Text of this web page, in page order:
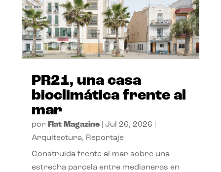
PR21, una casa
bioclimática frente al
mar
por Flat Magazine| Jul 26, 2026
Arquitectura, Reportaje
Construida frente al mar sobre una
estrecha parcela entre medianeras en